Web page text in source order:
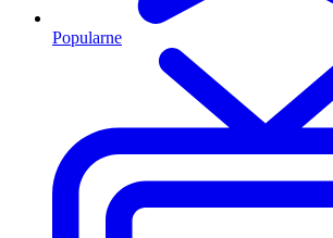
Popularne